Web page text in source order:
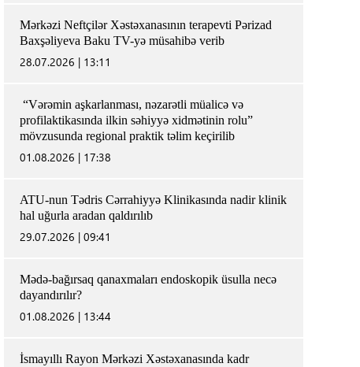
Mərkəzi Neftçilər Xəstəxanasının terapevti Pərizad
Baxşəliyeva Baku TV-yə müsahibə verib
28.07.2026 | 13:11
“Vərəmin aşkarlanması, nəzarətli müalicə və
profilaktikasında ilkin səhiyyə xidmətinin rolu”
mövzusunda regional praktik təlim keçirilib
01.08.2026 | 17:38
ATU-nun Tədris Cərrahiyyə Klinikasında nadir klinik
hal uğurla aradan qaldırılıb
29.07.2026 | 09:41
Mədə-bağırsaq qanaxmaları endoskopik üsulla necə
dayandırılır?
01.08.2026 | 13:44
İsmayıllı Rayon Mərkəzi Xəstəxanasında kadr